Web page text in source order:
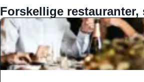
Forskellige restauranter,